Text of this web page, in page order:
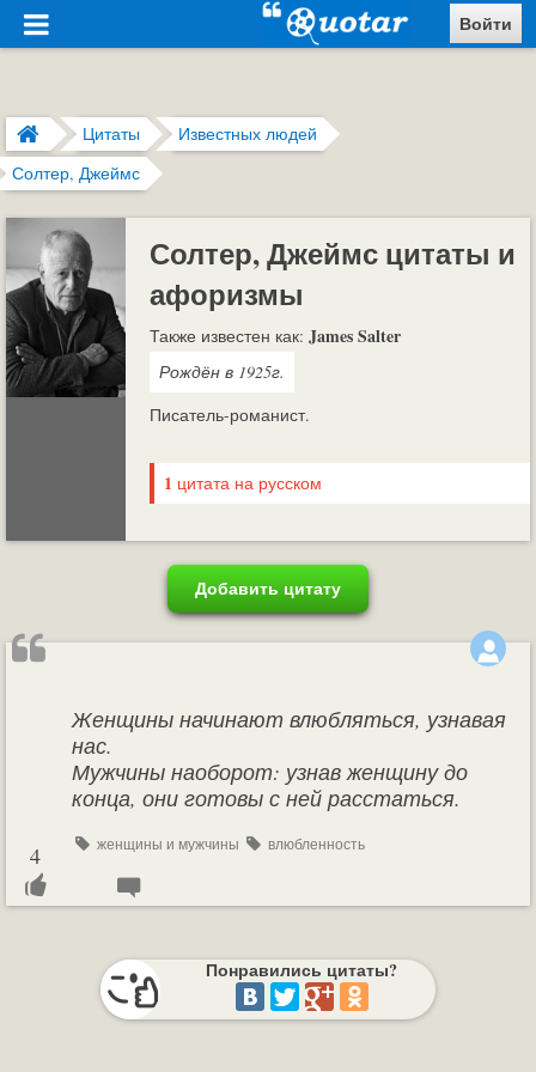
Войти
Цитаты
Известных людей
Солтер, Джеймс
Солтер, Джеймс цитаты и
афоризмы
Также известен как: James Salter
Рождён в 1925г.
Писатель-романист.
1 цитата на русском
Добавить цитату
Женщины начинают влюбляться, узнавая
нас.
Мужчины наоборот: узнав женщину до
конца, они готовы с ней расстаться.
женщины и мужчины влюбленность
4
Понравились цитаты?